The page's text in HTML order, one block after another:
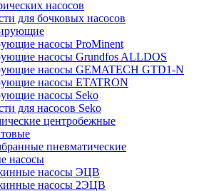
насосов
для бочковых насосов
насосы ProMinent
насосы Grundfos ALLDOS
насосы GEMATECH GTD1-N
насосы ETATRON
насосы Seko
для насосов Seko
центробежные
пневматические
насосы
насосы ЭЦВ
насосы 2ЭЦВ